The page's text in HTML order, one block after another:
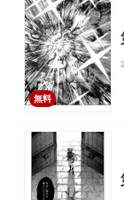
無料